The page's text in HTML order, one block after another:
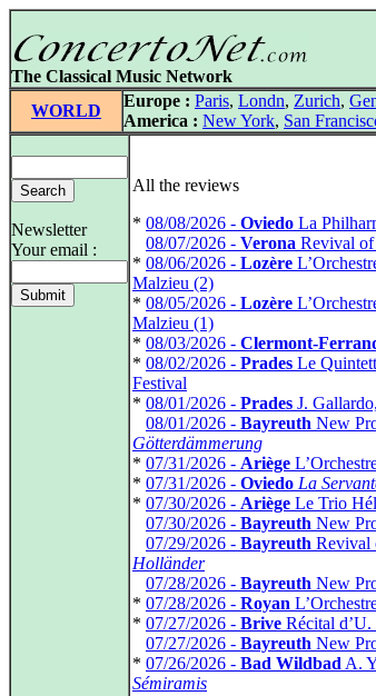
The Classical Music Network
WORLD
Europe : Paris, Londn, Zurich,
America : New York, San
Newsletter
Your email :
All the reviews
* 08/08/2026 - Oviedo La
08/07/2026 - Verona Revival of
* 08/06/2026 - Lozère
Malzieu (2)
* 08/05/2026 - Lozère
Malzieu (1)
* 08/03/2026 - Clermont-
* 08/02/2026 - Prades Le
Festival
* 08/01/2026 - Prades J.
08/01/2026 - Bayreuth New
Götterdämmerung
* 07/31/2026 - Ariège
* 07/31/2026 - Oviedo La
* 07/30/2026 - Ariège Le Trio
07/30/2026 - Bayreuth New
07/29/2026 - Bayreuth Revival
Holländer
07/28/2026 - Bayreuth New
* 07/28/2026 - Royan
* 07/27/2026 - Brive Récital
07/27/2026 - Bayreuth New
* 07/26/2026 - Bad Wildbad A.
Sémiramis